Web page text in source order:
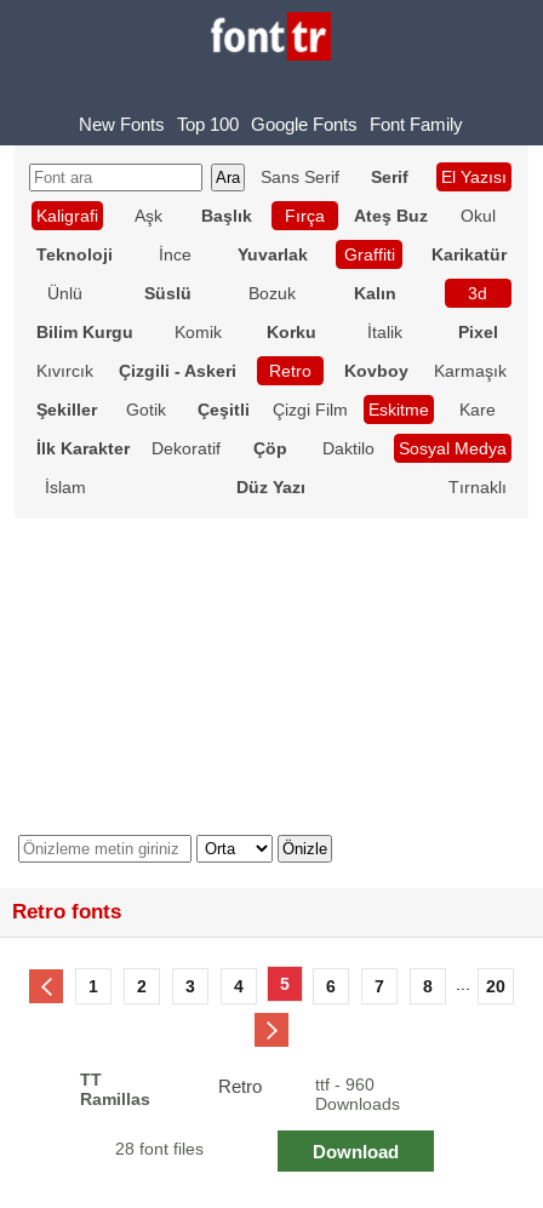
New Fonts Top 100 Google Fonts Font Family
Sans Serif Serif
El Yazısı
Kaligrafi
Aşk Başlık Fırça Ateş Buz
Okul
Teknoloji
İnce Yuvarlak Graffiti
Karikatür
Ünlü
Süslü Bozuk Kalın
3d
Bilim Kurgu
Komik Korku İtalik
Pixel
Kıvırcık
Çizgili - Askeri Retro Kovboy
Karmaşık
Şekiller
Gotik Çeşitli Çizgi Film Eskitme
Kare
İlk Karakter
Dekoratif Çöp Daktilo
Sosyal Medya
İslam
Düz Yazı Tırnaklı
Retro fonts
1 2 3 4 5 6 7 8 20
TT
Ramillas
Retro
ttf - 960
Downloads
28 font files Download